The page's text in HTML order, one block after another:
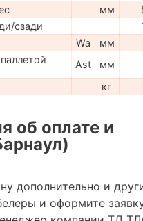
мм
сзади
Wa мм
Ast мм
кг
об оплате и
дополнительно и
и оформите